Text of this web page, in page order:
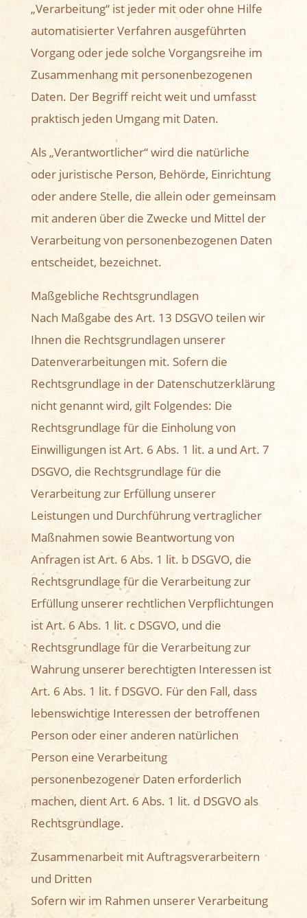
„Verarbeitung“ ist jeder mit oder ohne Hilfe
automatisierter Verfahren ausgeführten
Vorgang oder jede solche Vorgangsreihe im
Zusammenhang mit personenbezogenen
Daten. Der Begriff reicht weit und umfasst
praktisch jeden Umgang mit Daten.
Als „Verantwortlicher“ wird die natürliche
oder juristische Person, Behörde, Einrichtung
oder andere Stelle, die allein oder gemeinsam
mit anderen über die Zwecke und Mittel der
Verarbeitung von personenbezogenen Daten
entscheidet, bezeichnet.
Maßgebliche Rechtsgrundlagen
Nach Maßgabe des Art. 13 DSGVO teilen wir
Ihnen die Rechtsgrundlagen unserer
Datenverarbeitungen mit. Sofern die
Rechtsgrundlage in der Datenschutzerklärung
nicht genannt wird, gilt Folgendes: Die
Rechtsgrundlage für die Einholung von
Einwilligungen ist Art. 6 Abs. 1 lit. a und Art. 7
DSGVO, die Rechtsgrundlage für die
Verarbeitung zur Erfüllung unserer
Leistungen und Durchführung vertraglicher
Maßnahmen sowie Beantwortung von
Anfragen ist Art. 6 Abs. 1 lit. b DSGVO, die
Rechtsgrundlage für die Verarbeitung zur
Erfüllung unserer rechtlichen Verpflichtungen
ist Art. 6 Abs. 1 lit. c DSGVO, und die
Rechtsgrundlage für die Verarbeitung zur
Wahrung unserer berechtigten Interessen ist
Art. 6 Abs. 1 lit. f DSGVO. Für den Fall, dass
lebenswichtige Interessen der betroffenen
Person oder einer anderen natürlichen
Person eine Verarbeitung
personenbezogener Daten erforderlich
machen, dient Art. 6 Abs. 1 lit. d DSGVO als
Rechtsgrundlage.
Zusammenarbeit mit Auftragsverarbeitern
und Dritten
Sofern wir im Rahmen unserer Verarbeitung